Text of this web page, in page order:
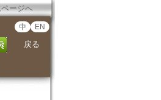
ージへ
中 EN
戻る